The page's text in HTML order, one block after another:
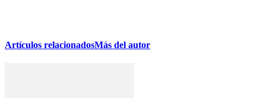
Artículos relacionadosMás del autor